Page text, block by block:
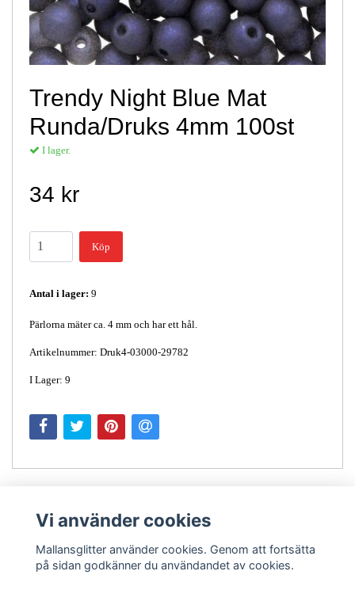
Trendy Night Blue Mat
Runda/Druks 4mm 100st
I lager.
34 kr
Köp
Antal i lager: 9
Pärlorna mäter ca. 4 mm och har ett hål.
Artikelnummer: Druk4-03000-29782
I Lager: 9
Vi använder cookies
Mallansglitter använder cookies. Genom att fortsätta
på sidan godkänner du användandet av cookies.